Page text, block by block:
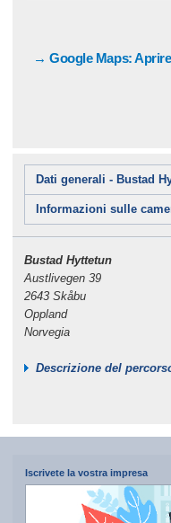
→ Google Maps:
Dati generali - Bustad
Informazioni sulle
Bustad Hyttetun
Austlivegen 39
2643 Skåbu
Oppland
Norvegia
Descrizione del
Iscrivete la vostra impresa